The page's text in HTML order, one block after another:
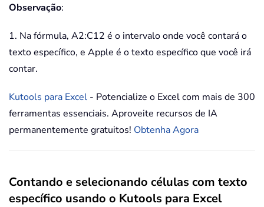
Observação:
1. Na fórmula, A2:C12 é o intervalo onde você contará o
texto específico, e Apple é o texto específico que você irá
contar.
Kutools para Excel - Potencialize o Excel com mais de 300
ferramentas essenciais. Aproveite recursos de IA
permanentemente gratuitos! Obtenha Agora
Contando e selecionando células com texto
específico usando o Kutools para Excel